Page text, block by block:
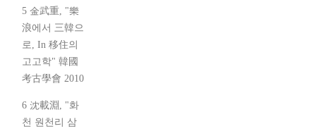
5 金武重, "樂
浪에서 三韓으
로, In 移住의
고고학" 韓國
考古學會 2010
6 沈載淵, "화
천 원천리 삼